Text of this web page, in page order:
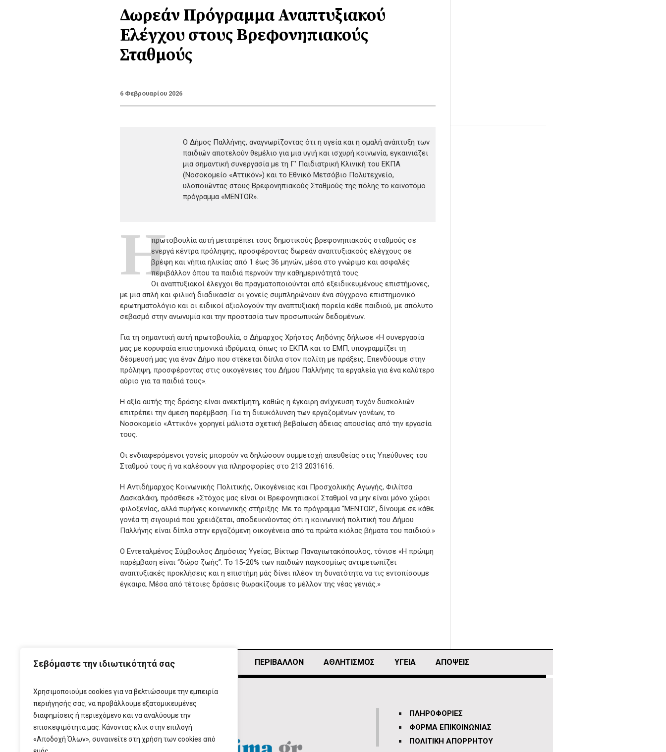
Σεβόμαστε την ιδιωτικότητά σας
Χρησιμοποιούμε cookies για να βελτιώσουμε την εμπειρία
περιήγησής σας, να προβάλλουμε εξατομικευμένες
διαφημίσεις ή περιεχόμενο και να αναλύουμε την
επισκεψιμότητά μας. Κάνοντας κλικ στην επιλογή
«Αποδοχή Όλων», συναινείτε στη χρήση των cookies από
Δωρεάν Πρόγραμμα Αναπτυξιακού
Ελέγχου στους Βρεφονηπιακούς
Σταθμούς
6 Φεβρουαρίου 2026
Ο Δήμος Παλλήνης, αναγνωρίζοντας ότι η υγεία και η ομαλή ανάπτυξη των
παιδιών αποτελούν θεμέλιο για μια υγιή και ισχυρή κοινωνία, εγκαινιάζει
μια σημαντική συνεργασία με τη Γ’ Παιδιατρική Κλινική του ΕΚΠΑ
(Νοσοκομείο «Αττικόν») και το Εθνικό Μετσόβιο Πολυτεχνείο,
υλοποιώντας στους Βρεφονηπιακούς Σταθμούς της πόλης το καινοτόμο
πρόγραμμα «MENTOR».
Ηπρωτοβουλία αυτή μετατρέπει τους δημοτικούς βρεφονηπιακούς σταθμούς σε
ενεργά κέντρα πρόληψης, προσφέροντας δωρεάν αναπτυξιακούς ελέγχους σε
βρέφη και νήπια ηλικίας από 1 έως 36 μηνών, μέσα στο γνώριμο και ασφαλές
περιβάλλον όπου τα παιδιά περνούν την καθημερινότητά τους.
Οι αναπτυξιακοί έλεγχοι θα πραγματοποιούνται από εξειδικευμένους επιστήμονες,
με μια απλή και φιλική διαδικασία: οι γονείς συμπληρώνουν ένα σύγχρονο επιστημονικό
ερωτηματολόγιο και οι ειδικοί αξιολογούν την αναπτυξιακή πορεία κάθε παιδιού, με απόλυτο
σεβασμό στην ανωνυμία και την προστασία των προσωπικών δεδομένων.
Για τη σημαντική αυτή πρωτοβουλία, ο Δήμαρχος Χρήστος Αηδόνης δήλωσε «Η συνεργασία
μας με κορυφαία επιστημονικά ιδρύματα, όπως το ΕΚΠΑ και το ΕΜΠ, υπογραμμίζει τη
δέσμευσή μας για έναν Δήμο που στέκεται δίπλα στον πολίτη με πράξεις. Επενδύουμε στην
πρόληψη, προσφέροντας στις οικογένειες του Δήμου Παλλήνης τα εργαλεία για ένα καλύτερο
αύριο για τα παιδιά τους».
Η αξία αυτής της δράσης είναι ανεκτίμητη, καθώς η έγκαιρη ανίχνευση τυχόν δυσκολιών
επιτρέπει την άμεση παρέμβαση. Για τη διευκόλυνση των εργαζομένων γονέων, το
Νοσοκομείο «Αττικόν» χορηγεί μάλιστα σχετική βεβαίωση άδειας απουσίας από την εργασία
τους.
Οι ενδιαφερόμενοι γονείς μπορούν να δηλώσουν συμμετοχή απευθείας στις Υπεύθυνες του
Σταθμού τους ή να καλέσουν για πληροφορίες στο 213 2031616.
Η Αντιδήμαρχος Κοινωνικής Πολιτικής, Οικογένειας και Προσχολικής Αγωγής, Φιλίτσα
Δασκαλάκη, πρόσθεσε «Στόχος μας είναι οι Βρεφονηπιακοί Σταθμοί να μην είναι μόνο χώροι
φιλοξενίας, αλλά πυρήνες κοινωνικής στήριξης. Με το πρόγραμμα “MENTOR”, δίνουμε σε κάθε
γονέα τη σιγουριά που χρειάζεται, αποδεικνύοντας ότι η κοινωνική πολιτική του Δήμου
Παλλήνης είναι δίπλα στην εργαζόμενη οικογένεια από τα πρώτα κιόλας βήματα του παιδιού.»
O Εντεταλμένος Σύμβουλος Δημόσιας Υγείας, Βίκτωρ Παναγιωτακόπουλος, τόνισε «Η πρώιμη
παρέμβαση είναι “δώρο ζωής”. Το 15-20% των παιδιών παγκοσμίως αντιμετωπίζει
αναπτυξιακές προκλήσεις και η επιστήμη μάς δίνει πλέον τη δυνατότητα να τις εντοπίσουμε
έγκαιρα. Μέσα από τέτοιες δράσεις θωρακίζουμε το μέλλον της νέας γενιάς.»
ΠΕΡΙΒΑΛΛΟΝ ΑΘΛΗΤΙΣΜΌΣ ΥΓΕΙΑ ΑΠΟΨΕΙΣ
ΠΛΗΡΟΦΟΡΙΕΣ
ΦΟΡΜΑ ΕΠΙΚΟΙΝΩΝΙΑΣ
ΠΟΛΙΤΙΚΗ ΑΠΟΡΡΗΤΟΥ